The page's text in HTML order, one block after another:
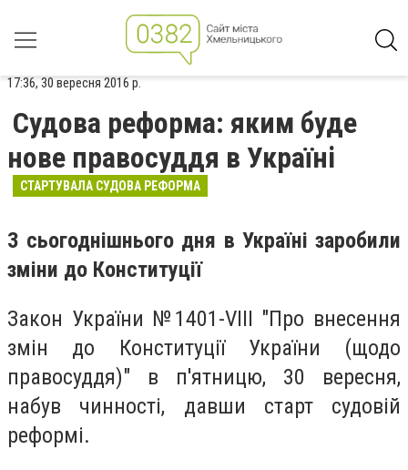
17:36, 30 вересня 2016 р.
Судова реформа: яким буде
нове правосуддя в Україні
СТАРТУВАЛА СУДОВА РЕФОРМА
З сьогоднішнього дня в Україні заробили
зміни до Конституції
Закон України №1401-VIII "Про внесення
змін до Конституції України (щодо
правосуддя)" в п'ятницю, 30 вересня,
набув чинності, давши старт судовій
реформі.